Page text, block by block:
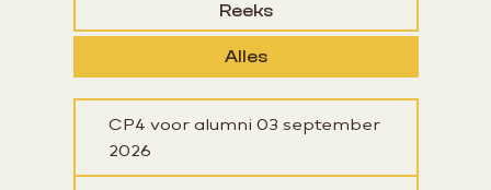
Reeks
Alles
CP4 voor alumni 03 september
2026